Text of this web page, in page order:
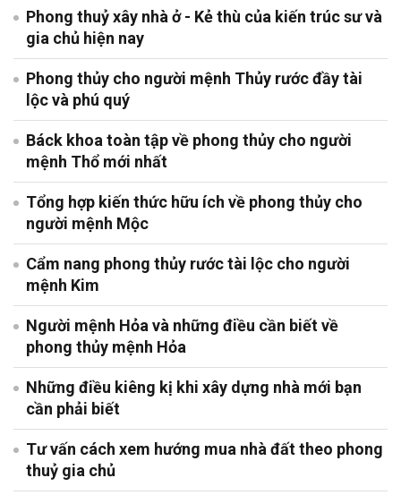
Phong thuỷ xây nhà ở - Kẻ thù của kiến trúc sư và
gia chủ hiện nay
Phong thủy cho người mệnh Thủy rước đầy tài
lộc và phú quý
Báck khoa toàn tập về phong thủy cho người
mệnh Thổ mới nhất
Tổng hợp kiến thức hữu ích về phong thủy cho
người mệnh Mộc
Cẩm nang phong thủy rước tài lộc cho người
mệnh Kim
Người mệnh Hỏa và những điều cần biết về
phong thủy mệnh Hỏa
Những điều kiêng kị khi xây dựng nhà mới bạn
cần phải biết
Tư vấn cách xem hướng mua nhà đất theo phong
thuỷ gia chủ